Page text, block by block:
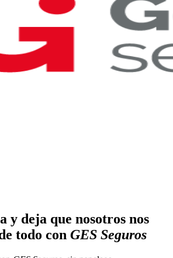
y deja que nosotros nos
todo con GES Seguros